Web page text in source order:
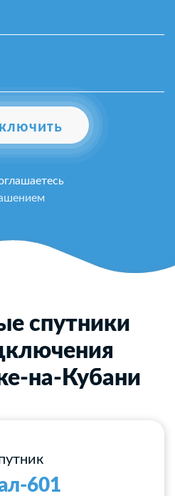
спутники
на-Кубани
601